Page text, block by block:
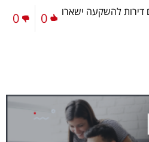
דירות להשקעה ישארו
0
0